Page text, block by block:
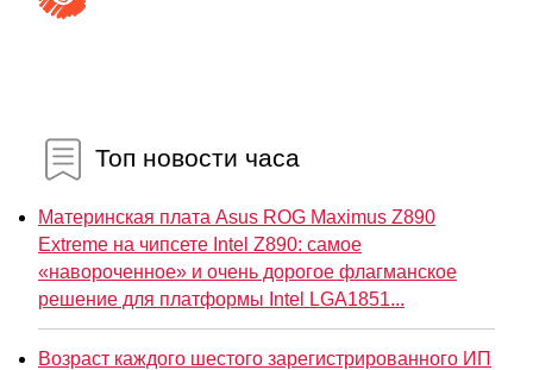
Топ новости часа
Материнская плата Asus ROG Maximus Z890
Extreme на чипсете Intel Z890: самое
«навороченное» и очень дорогое флагманское
решение для платформы Intel LGA1851...
Возраст каждого шестого зарегистрированного ИП